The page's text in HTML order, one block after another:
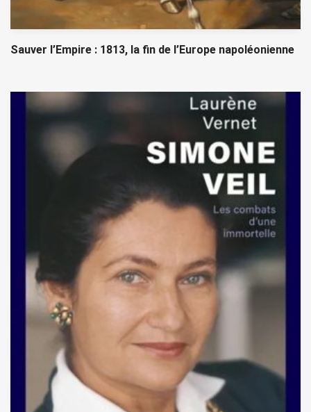
Sauver l’Empire : 1813, la fin de l’Europe napoléonienne